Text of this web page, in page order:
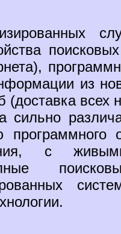
из
(доставка всех
сильно
программного
с